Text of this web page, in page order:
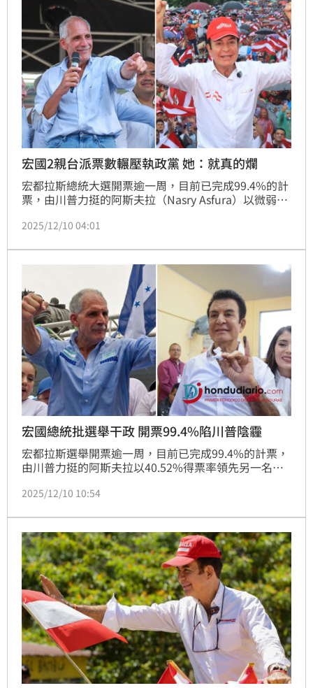
宏國2親台派票數輾壓執政黨 她：就真的爛
宏都拉斯總統大選開票逾一周，目前已完成99.4%的計
票，由川普力挺的阿斯夫拉（Nasry Asfura）以微弱優
Nasralla），居三的左翼執政黨候選人蒙卡達（Rixi
（Xiomara Castro）稱，大選計票結果遭到篡改，並指
控川普介選。對此，財經網美胡采蘋直呼，「這是不是
2025/12/10 04:01
宏國總統批選舉干政 開票99.4%陷川普陰霾
宏都拉斯選舉開票逾一周，目前已完成99.4%的計票，
由川普力挺的阿斯夫拉以40.52%得票率領先另一名中
名候選人均為親台派。然而，這場原屬於宏都拉斯人民
夫拉，還特赦毒販前總統葉南德茲，讓宏國總統卡斯楚
批川普干預選舉，稱目前正發生「選舉政變」。而宏都
拉斯也通緝被釋放的葉南德茲，整場選舉失焦。
2025/12/10 10:54